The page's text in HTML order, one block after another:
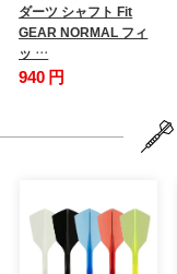
ダーツ シャフト Fit
GEAR NORMAL フィ
ッ …
940 円